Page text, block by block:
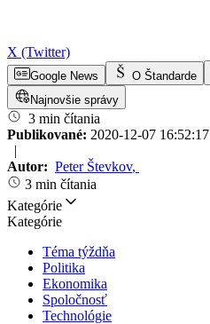
X (Twitter)
Google News O Štandarde
Najnovšie správy
3 min čítania
Publikované: 2020-12-07 16:52:17
|
Autor: Peter Števkov,
3 min čítania
Kategórie
Kategórie
Téma týždňa
Politika
Ekonomika
Spoločnosť
Technológie